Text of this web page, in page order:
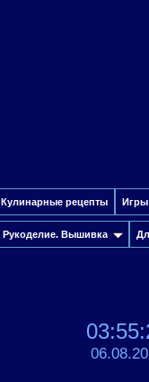
Кулинарные рецепты Игры
Рукоделие. Вышивка